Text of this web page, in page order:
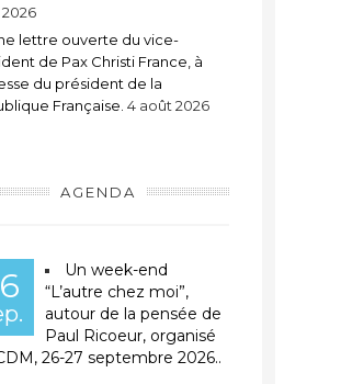
lettre ouverte du vice-
de Pax Christi France, à
du président de la
Française. 4 août 2026
AGENDA
Un week-end
“L’autre chez moi”,
autour de la pensée de
Paul Ricoeur, organisé
26-27 septembre 2026..